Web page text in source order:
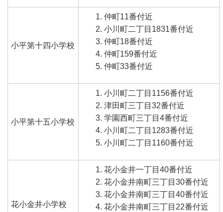
小平第十四小学校
仲町11番付近
小川町二丁目1831番付近
仲町18番付近
仲町159番付近
仲町33番付近
小平第十五小学校
小川町二丁目1156番付近
津田町三丁目32番付近
学園西町三丁目4番付近
小川町二丁目1283番付近
小川町二丁目1160番付近
花小金井小学校
花小金井一丁目40番付近
花小金井南町三丁目30番付近
花小金井南町三丁目40番付近
花小金井南町三丁目22番付近